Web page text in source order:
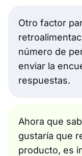
Otro factor
número de
enviar la
respuestas.
Ahora que
gustaría que
producto, es